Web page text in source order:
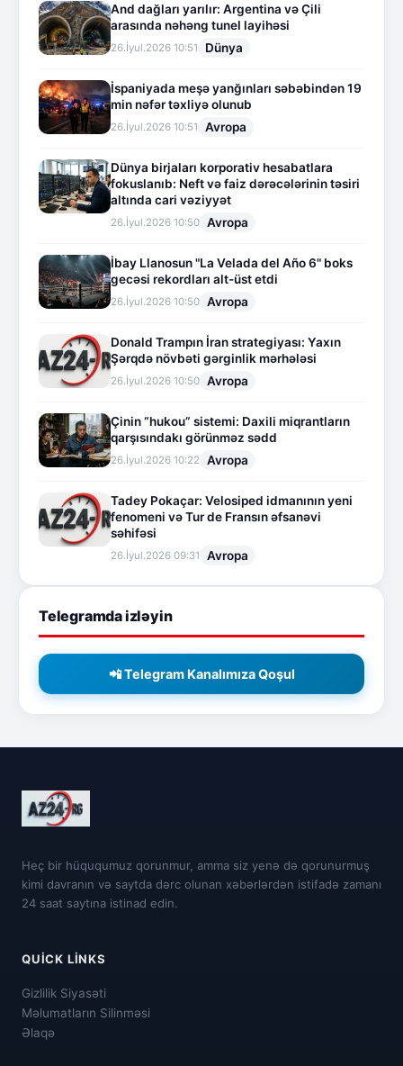
And dağları yarılır: Argentina və Çili
arasında nəhəng tunel layihəsi
26.İyul.2026 10:51 Dünya
İspaniyada meşə yanğınları səbəbindən 19
min nəfər təxliyə olunub
26.İyul.2026 10:51 Avropa
Dünya birjaları korporativ hesabatlara
fokuslanıb: Neft və faiz dərəcələrinin təsiri
altında cari vəziyyət
26.İyul.2026 10:50 Avropa
İbay Llanosun "La Velada del Año 6" boks
gecəsi rekordları alt-üst etdi
26.İyul.2026 10:50 Avropa
Donald Trampın İran strategiyası: Yaxın
Şərqdə növbəti gərginlik mərhələsi
26.İyul.2026 10:50 Avropa
Çinin “hukou” sistemi: Daxili miqrantların
qarşısındakı görünməz sədd
26.İyul.2026 10:22 Avropa
Tadey Pokaçar: Velosiped idmanının yeni
fenomeni və Tur de Fransın əfsanəvi
səhifəsi
26.İyul.2026 09:31 Avropa
Telegramda izləyin
📲 Telegram Kanalımıza Qoşul
Heç bir hüququmuz qorunmur, amma siz yenə də qorunurmuş
kimi davranın və saytda dərc olunan xəbərlərdən istifadə zamanı
24 saat saytına istinad edin.
QUICK LINKS
Gizlilik Siyasəti
Məlumatların Silinməsi
Əlaqə